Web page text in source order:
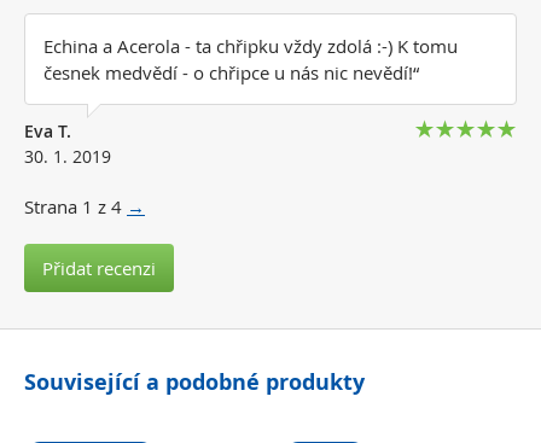
Echina a Acerola - ta chřipku vždy zdolá :-) K tomu
česnek medvědí - o chřipce u nás nic nevědí!“
Eva T.
30. 1. 2019
Strana 1 z 4 →
Přidat recenzi
Související a podobné produkty